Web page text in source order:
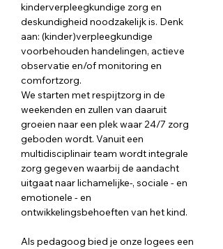
kinderverpleegkundige zorg en
deskundigheid noodzakelĳk is. Denk
aan: (kinder)verpleegkundige
voorbehouden handelingen, actieve
observatie en/of monitoring en
comfortzorg.
We starten met respijtzorg in de
weekenden en zullen van daaruit
groeien naar een plek waar 24/7 zorg
geboden wordt. Vanuit een
multidisciplinair team wordt integrale
zorg gegeven waarbij de aandacht
uitgaat naar lichamelijke-, sociale - en
emotionele - en
ontwikkelingsbehoeften van het kind.
Als pedagoog bied je onze logees een